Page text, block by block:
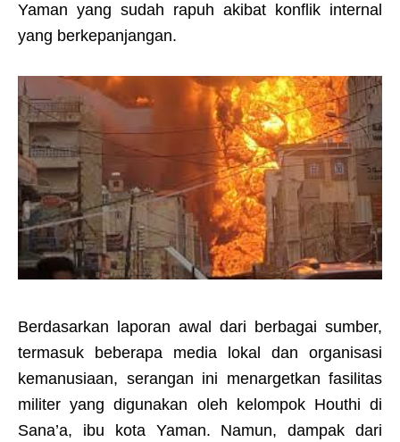
Yaman yang sudah rapuh akibat konflik internal
yang berkepanjangan.
Berdasarkan laporan awal dari berbagai sumber,
termasuk beberapa media lokal dan organisasi
kemanusiaan, serangan ini menargetkan fasilitas
militer yang digunakan oleh kelompok Houthi di
Sana’a, ibu kota Yaman. Namun, dampak dari